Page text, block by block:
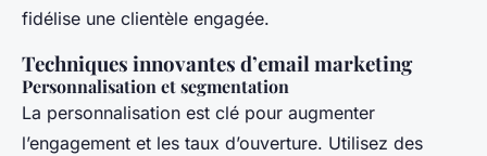
fidélise une clientèle engagée.
Techniques innovantes d’email marketing
Personnalisation et segmentation
La personnalisation est clé pour augmenter
l’engagement et les taux d’ouverture. Utilisez des